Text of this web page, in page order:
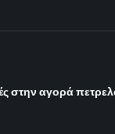
στην αγορά